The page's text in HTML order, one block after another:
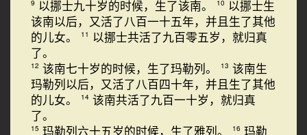
9 以挪士九十岁的时候，生了该南。 10 以挪士生
该南以后，又活了八百一十五年，并且生了其他
的儿女。
11 以挪士共活了九百零五岁，就归真
了。
12 该南七十岁的时候，生了玛勒列。 13 该南生
玛勒列以后，又活了八百四十年，并且生了其他
的儿女。
14 该南共活了九百一十岁，就归真
了。
15 玛勒列六十五岁的时候，生了雅列。 16 玛勒